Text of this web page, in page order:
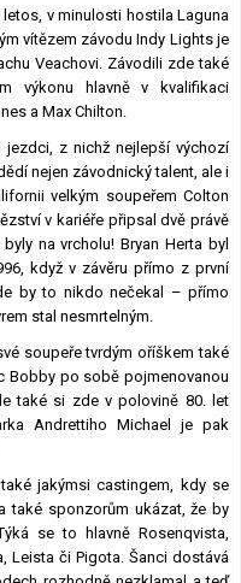
letos, v minulosti hostila Laguna
vítězem závodu Indy Lights je
Veachovi. Závodili zde také
výkonu hlavně v kvalifikaci
a Max Chilton.
z nichž nejlepší výchozí
nejen závodnický talent, ale i
velkým soupeřem Colton
v kariéře připsal dvě právě
na vrcholu! Bryan Herta byl
když v závěru přímo z první
by to nikdo nečekal – přímo
stal nesmrtelným.
soupeře tvrdým oříškem také
Bobby po sobě pojmenovanou
také si zde v polovině 80. let
Andrettiho Michael je pak
jakýmsi castingem, kdy se
také sponzorům ukázat, že by
se to hlavně Rosenqvista,
Leista či Pigota. Šanci dostává